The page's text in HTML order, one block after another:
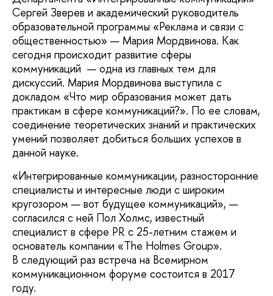
Сергей Зверев и академический руководитель
образовательной программы «Реклама и связи с
общественностью» — Мария Мордвинова. Как
сегодня происходит развитие сферы
коммуникаций — одна из главных тем для
дискуссий. Мария Мордвинова выступила с
докладом «Что мир образования может дать
практикам в сфере коммуникаций?». По ее словам,
соединение теоретических знаний и практических
умений позволяет добиться больших успехов в
данной науке.
«Интегрированные коммуникации, разносторонние
специалисты и интересные люди с широким
кругозором — вот будущее коммуникаций», —
согласился с ней Пол Холмс, известный
специалист в сфере PR с 25-летним стажем и
основатель компании «The Holmes Group».
В следующий раз встреча на Всемирном
коммуникационном форуме состоится в 2017
году.